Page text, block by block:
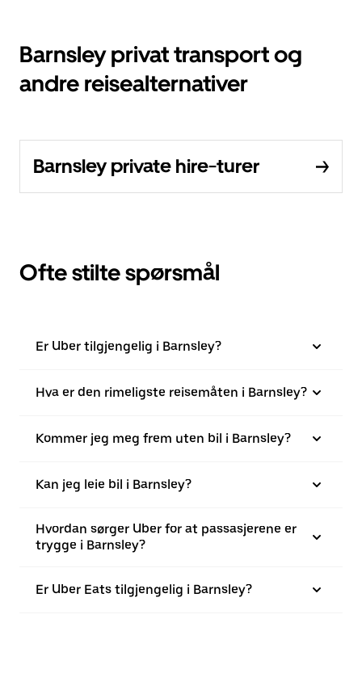
Barnsley privat transport og
andre reisealternativer
Barnsley private hire-turer
Ofte stilte spørsmål
Er Uber tilgjengelig i Barnsley?
Hva er den rimeligste reisemåten i Barnsley?
Kommer jeg meg frem uten bil i Barnsley?
Kan jeg leie bil i Barnsley?
Hvordan sørger Uber for at passasjerene er
trygge i Barnsley?
Er Uber Eats tilgjengelig i Barnsley?